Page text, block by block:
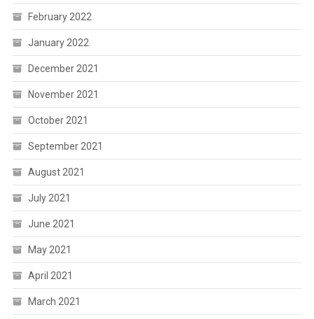
February 2022
January 2022
December 2021
November 2021
October 2021
September 2021
August 2021
July 2021
June 2021
May 2021
April 2021
March 2021